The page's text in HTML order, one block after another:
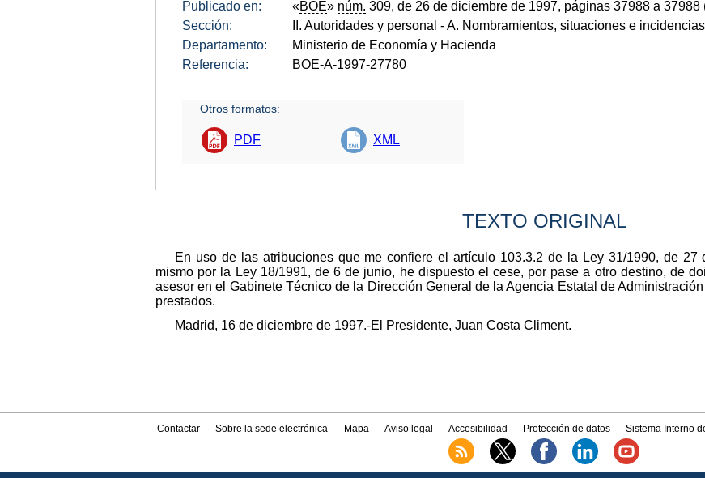
Publicado en: «BOE» núm. 309, de 26 de diciembre de 1997, páginas 37988 a 37988
Sección:
II. Autoridades y personal - A. Nombramientos, situaciones e incidencias
Departamento:
Ministerio de Economía y Hacienda
Referencia:
BOE-A-1997-27780
Otros formatos:
PDF XML
TEXTO ORIGINAL
En uso de las atribuciones que me confiere el artículo 103.3.2 de la Ley 31/1990, de 27
mismo por la Ley 18/1991, de 6 de junio, he dispuesto el cese, por pase a otro destino, de
asesor en el Gabinete Técnico de la Dirección General de la Agencia Estatal de
prestados.
Madrid, 16 de diciembre de 1997.-El Presidente, Juan Costa Climent.
Contactar Sobre la sede electrónica Mapa Aviso legal Accesibilidad Protección de datos Sistema Interno